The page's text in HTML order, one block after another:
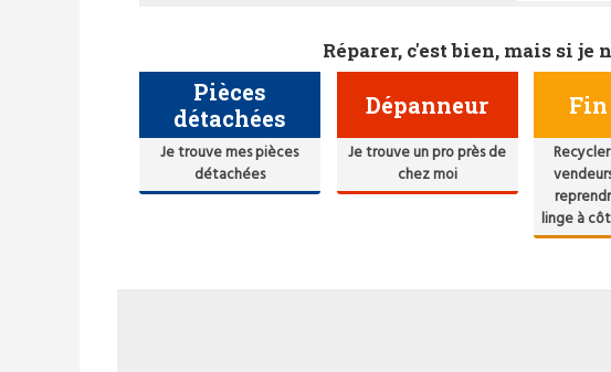
Réparer, c'est bien, mais si je
Pièces
détachées
Je trouve mes pièces
détachées
Dépanneur
Je trouve un pro près de
chez moi
linge à